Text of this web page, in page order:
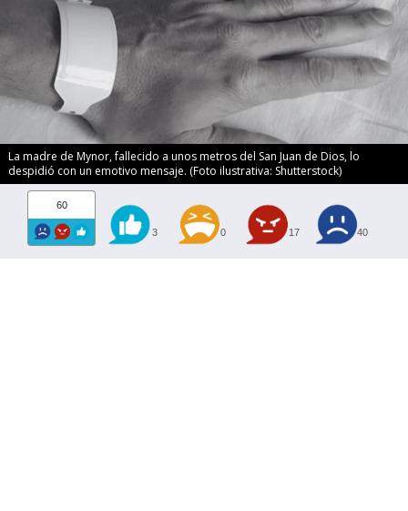
La madre de Mynor, fallecido a unos metros del San Juan de Dios, lo
despidió con un emotivo mensaje. (Foto ilustrativa: Shutterstock)
60
3 0 17 40